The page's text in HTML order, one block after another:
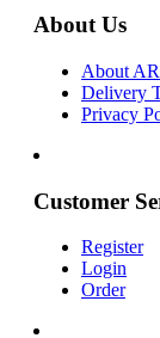
About Us
About
Delivery
Privacy
Customer
Register
Login
Order